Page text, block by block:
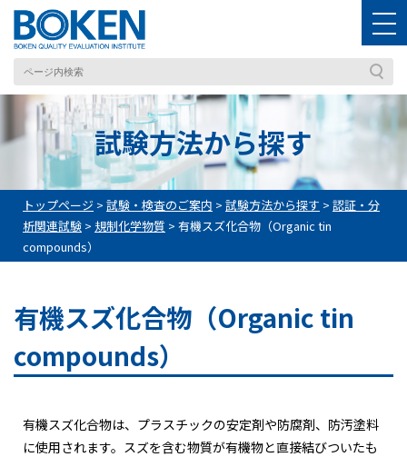
試験方法から探す
トップページ > 試験・検査のご案内 > 試験方法から探す > 認証・分
析関連試験 > 規制化学物質 > 有機スズ化合物（Organic tin
compounds）
有機スズ化合物（Organic tin
compounds）
有機スズ化合物は、プラスチックの安定剤や防腐剤、防汚塗料
に使用されます。スズを含む物質が有機物と直接結びついたも